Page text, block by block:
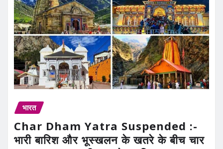
भारत
Char Dham Yatra Suspended :-
भारी बारिश और भूस्खलन के खतरे के बीच चार